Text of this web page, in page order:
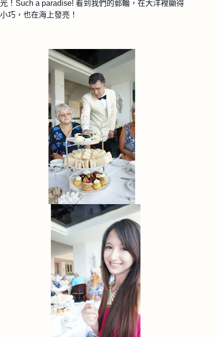
光！Such a paradise! 看到我們的郵輪，在大洋裡顯得
小巧，也在海上發亮！